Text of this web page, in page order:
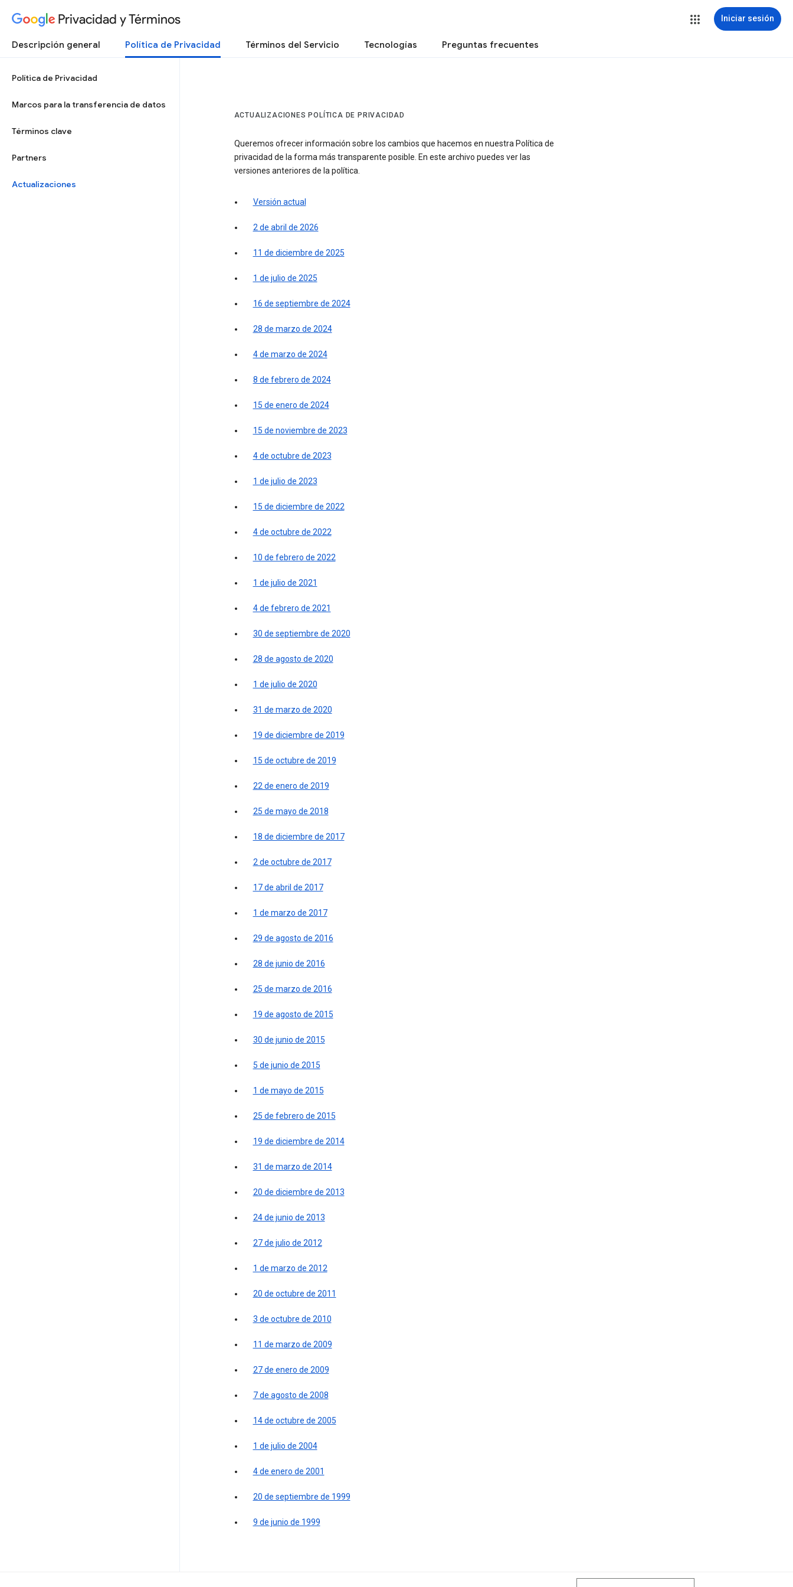
Privacidad y Términos Iniciar sesión
Descripción general Política de Privacidad Términos del Servicio Tecnologías Preguntas frecuentes
Política de Privacidad
Marcos para la transferencia de datos
Términos clave
Partners
Actualizaciones
ACTUALIZACIONES POLÍTICA DE PRIVACIDAD
Queremos ofrecer información sobre los cambios que hacemos en nuestra Política de
privacidad de la forma más transparente posible. En este archivo puedes ver las
versiones anteriores de la política.
Versión actual
2 de abril de 2026
11 de diciembre de 2025
1 de julio de 2025
16 de septiembre de 2024
28 de marzo de 2024
4 de marzo de 2024
8 de febrero de 2024
15 de enero de 2024
15 de noviembre de 2023
4 de octubre de 2023
1 de julio de 2023
15 de diciembre de 2022
4 de octubre de 2022
10 de febrero de 2022
1 de julio de 2021
4 de febrero de 2021
30 de septiembre de 2020
28 de agosto de 2020
1 de julio de 2020
31 de marzo de 2020
19 de diciembre de 2019
15 de octubre de 2019
22 de enero de 2019
25 de mayo de 2018
18 de diciembre de 2017
2 de octubre de 2017
17 de abril de 2017
1 de marzo de 2017
29 de agosto de 2016
28 de junio de 2016
25 de marzo de 2016
19 de agosto de 2015
30 de junio de 2015
5 de junio de 2015
1 de mayo de 2015
25 de febrero de 2015
19 de diciembre de 2014
31 de marzo de 2014
20 de diciembre de 2013
24 de junio de 2013
27 de julio de 2012
1 de marzo de 2012
20 de octubre de 2011
3 de octubre de 2010
11 de marzo de 2009
27 de enero de 2009
7 de agosto de 2008
14 de octubre de 2005
1 de julio de 2004
4 de enero de 2001
20 de septiembre de 1999
9 de junio de 1999